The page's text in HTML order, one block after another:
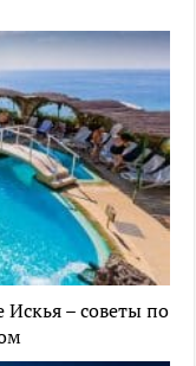
– советы по